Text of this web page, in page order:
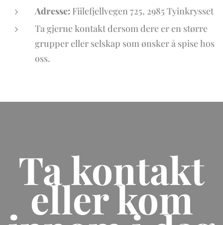
Adresse: Fiilefjellvegen 725, 2985 Tyinkrysset
Ta gjerne kontakt dersom dere er en større
grupper eller selskap som ønsker å spise hos
oss.
Ta kontakt
eller kom